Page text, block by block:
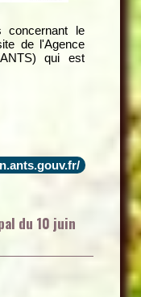
concernant le
de l'Agence
qui est
du 10 juin